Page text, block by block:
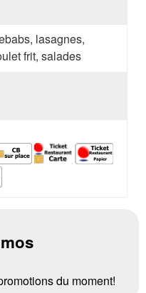
lasagnes,
frit, salades
du moment!